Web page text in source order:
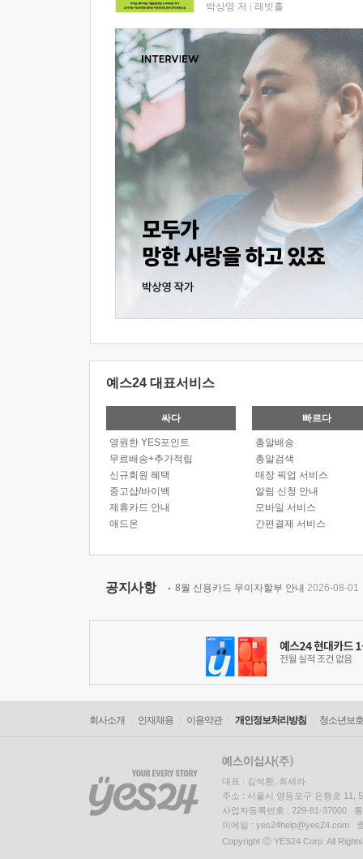
박상영 저 래빗홀
예스24 대표서비스
싸다
영원한 YES포인트
무료배송+추가적립
신규회원 혜택
중고샵/바이백
제휴카드 안내
애드온
빠르다
총알배송
총알검색
매장 픽업 서비스
알림 신청 안내
모바일 서비스
간편결제 서비스
공지사항 8월 신용카드 무이자할부 안내 2026-08-01
회사소개 인재채용 이용약관 개인정보처리방침 청소년보
대표 : 김석환, 최세라
주소 : 서울시 영등포구 은행로 11,
사업자등록번호 : 229-81-37000
이메일 : yes24help@yes24.com
Copyright ⓒ YES24 Corp. All